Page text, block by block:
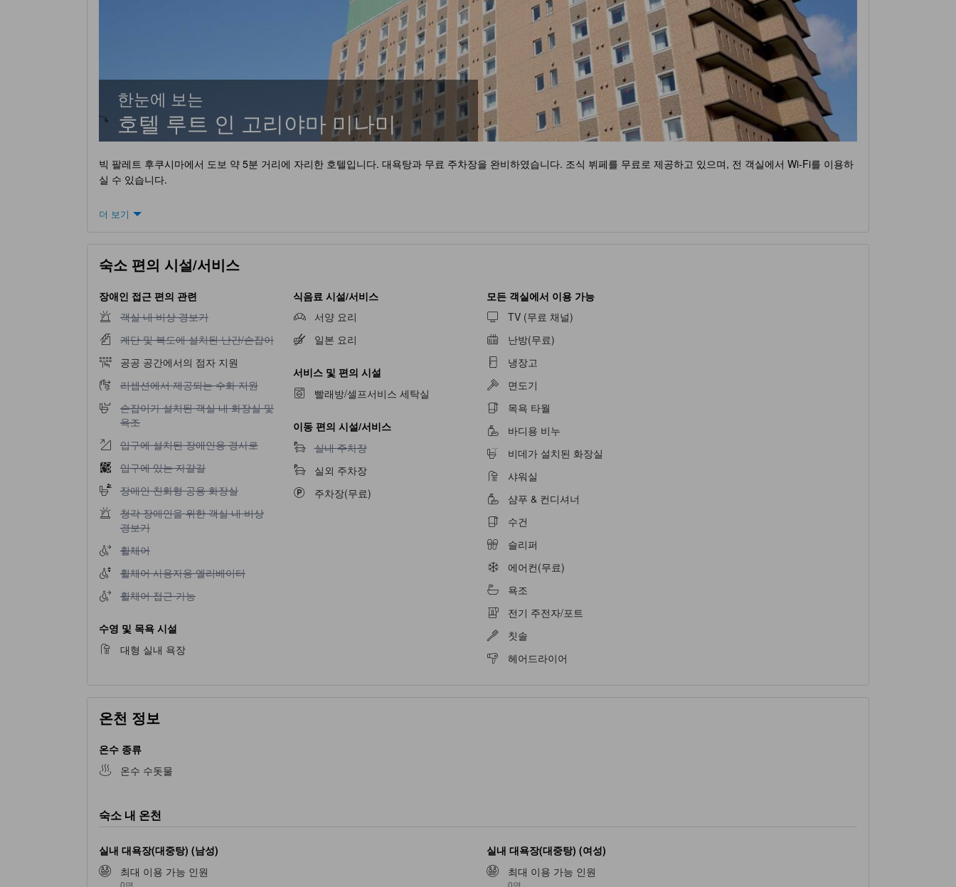
한눈에 보는
호텔 루트 인 고리야마 미나미
빅 팔레트 후쿠시마에서 도보 약 5분 거리에 자리한 호텔입니다. 대욕탕과 무료 주차장을 완비하였습니다. 조식 뷔페를 무료로 제공하고 있으며, 전 객실에서 Wi-Fi를 이용하
실 수 있습니다.
더 보기
숙소 편의 시설/서비스
장애인 접근 편의 관련
객실 내 비상 경보기 이용 불가
객실 내 비상 경보기
계단 및 복도에 설치된 난간/손잡이 이용 불가
계단 및 복도에 설치된 난간/손잡이
공공 공간에서의 점자 지원
리셉션에서 제공되는 수화 지원 이용 불가
리셉션에서 제공되는 수화 지원
손잡이가 설치된 객실 내 화장실 및 욕조 이용 불가
손잡이가 설치된 객실 내 화장실 및
욕조
입구에 설치된 장애인용 경사로 이용 불가
입구에 설치된 장애인용 경사로
입구에 있는 자갈길 이용 불가
입구에 있는 자갈길
장애인 친화형 공용 화장실 이용 불가
장애인 친화형 공용 화장실
청각 장애인을 위한 객실 내 비상 경보기 이용 불가
청각 장애인을 위한 객실 내 비상
경보기
휠체어 이용 불가
휠체어
휠체어 사용자용 엘리베이터 이용 불가
휠체어 사용자용 엘리베이터
휠체어 접근 가능 이용 불가
휠체어 접근 가능
수영 및 목욕 시설
대형 실내 욕장
식음료 시설/서비스
서양 요리
일본 요리
서비스 및 편의 시설
빨래방/셀프서비스 세탁실
이동 편의 시설/서비스
실내 주차장 이용 불가
실내 주차장
실외 주차장
주차장(무료)
모든 객실에서 이용 가능
TV (무료 채널)
난방(무료)
냉장고
면도기
목욕 타월
바디용 비누
비데가 설치된 화장실
샤워실
샴푸 & 컨디셔너
수건
슬리퍼
에어컨(무료)
욕조
전기 주전자/포트
칫솔
헤어드라이어
온천 정보
온수 종류
온수 수돗물
숙소 내 온천
실내 대욕장(대중탕) (남성)
최대 이용 가능 인원
0명
실내 대욕장(대중탕) (여성)
최대 이용 가능 인원
0명